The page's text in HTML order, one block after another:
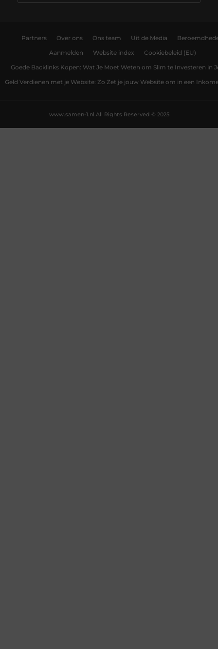
Partners Over ons Ons team Uit de Media
Aanmelden Website index Cookiebeleid (EU)
Goede Backlinks Kopen: Wat Je Moet Weten om Slim te Investeren in
Geld Verdienen met je Website: Zo Zet je jouw Website om in een
All Rights Reserved © 2025
www.samen-1.nl.